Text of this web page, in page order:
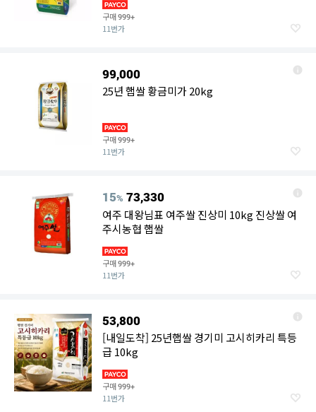
구매999+
11번가
99,000
25년 햅쌀 황금미가 20kg
구매999+
11번가
15% 73,330
여주 대왕님표 여주쌀 진상미 10kg 진상쌀 여
주시농협 햅쌀
구매999+
11번가
53,800
[내일도착] 25년햅쌀 경기미 고시히카리 특등
급 10kg
구매999+
11번가